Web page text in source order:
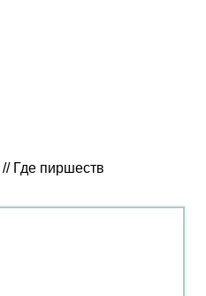
Где пиршеств